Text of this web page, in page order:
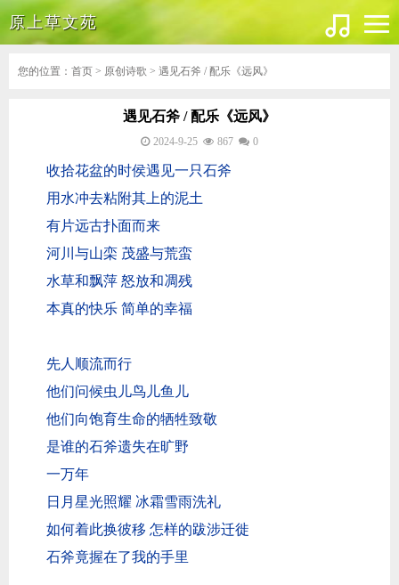
原上草文苑
您的位置： 首页 > 原创诗歌 > 遇见石斧 / 配乐《远风》
遇见石斧 / 配乐《远风》
2024-9-25 867 0
收拾花盆的时侯遇见一只石斧
用水冲去粘附其上的泥土
有片远古扑面而来
河川与山栾 茂盛与荒蛮
水草和飘萍 怒放和凋残
本真的快乐 简单的幸福
先人顺流而行
他们问候虫儿鸟儿鱼儿
他们向饱育生命的牺牲致敬
是谁的石斧遗失在旷野
一万年
日月星光照耀 冰霜雪雨洗礼
如何着此换彼移 怎样的跋涉迁徙
石斧竟握在了我的手里